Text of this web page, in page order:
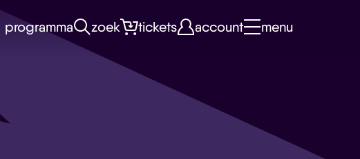
programma zoek tickets account menu